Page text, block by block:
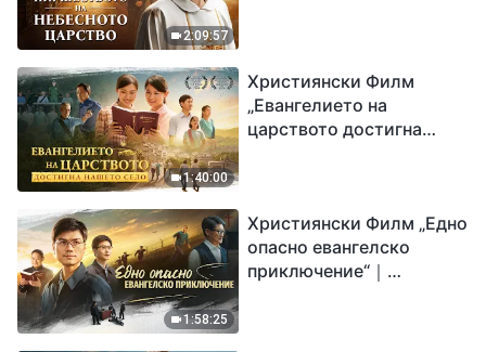
2:09:57
1:40:00
Християнски Филм
„Евангелието на
царството достигна
1:58:25
Християнски Филм „Едно
опасно евангелско
приключение“｜